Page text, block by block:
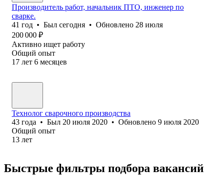
Производитель работ, начальник ПТО, инженер по
сварке.
41 год • Был сегодня • Обновлено 28 июля
200 000 ₽
Активно ищет работу
Общий опыт
17 лет 6 месяцев
Технолог сварочного производства
43 года • Был 20 июля 2020 • Обновлено 9 июля 2020
Общий опыт
13 лет
Быстрые фильтры подбора вакансий